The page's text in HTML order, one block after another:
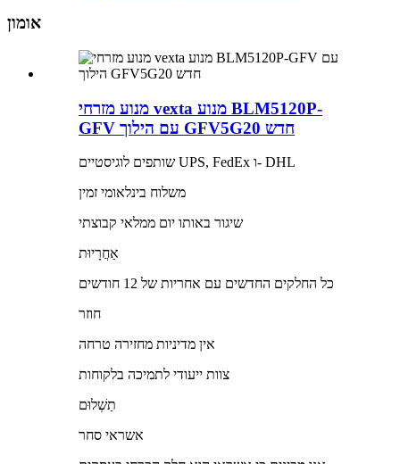
אומון
מנוע מזרחי vexta מנוע BLM5120P-
GFV עם הילוך GFV5G20 חדש
שותפים לוגיסטיים UPS, FedEx ו- DHL
משלוח בינלאומי זמין
שיגור באותו יום ממלאי קבוצתי
אַחֲרָיוּת
כל החלקים החדשים עם אחריות של 12 חודשים
חוזר
אין מדיניות מחזירה טרחה
צוות ייעודי לתמיכה בלקוחות
תַשְׁלוּם
אשראי סחר